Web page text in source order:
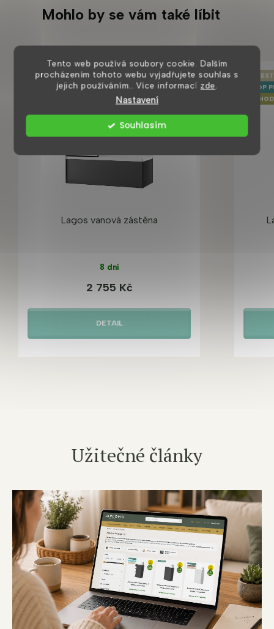
Tento web používá soubory cookie. Dalším
procházením tohoto webu vyjadřujete souhlas s
jejich používáním.. Více informací zde
Nastavení
Souhlasím
Mohlo by se vám také líbit
Lagos vanová zástěna
8 dní
2 755 Kč
DETAIL
TOP
Užitečné články